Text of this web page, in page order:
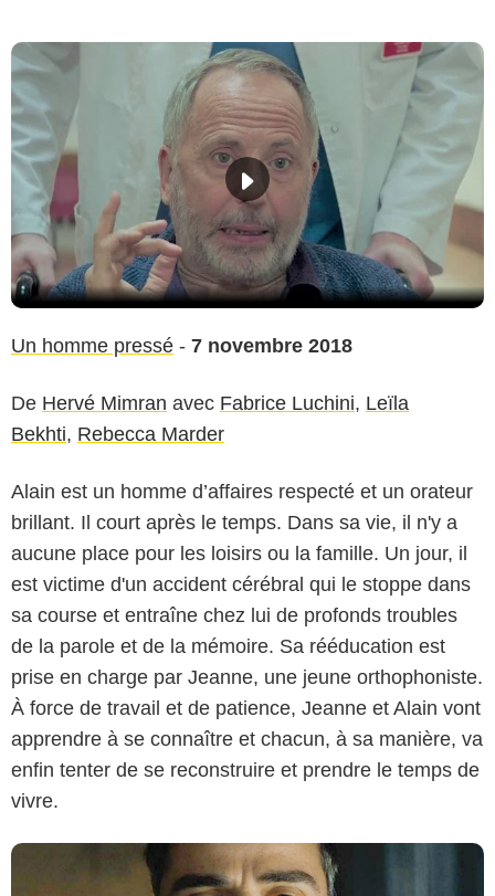
Un homme pressé - 7 novembre 2018
De Hervé Mimran avec Fabrice Luchini, Leïla
Bekhti, Rebecca Marder
Alain est un homme d’affaires respecté et un orateur
brillant. Il court après le temps. Dans sa vie, il n'y a
aucune place pour les loisirs ou la famille. Un jour, il
est victime d'un accident cérébral qui le stoppe dans
sa course et entraîne chez lui de profonds troubles
de la parole et de la mémoire. Sa rééducation est
prise en charge par Jeanne, une jeune orthophoniste.
À force de travail et de patience, Jeanne et Alain vont
apprendre à se connaître et chacun, à sa manière, va
enfin tenter de se reconstruire et prendre le temps de
vivre.